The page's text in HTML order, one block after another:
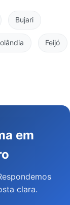
Bujari
Feijó
em
clara.